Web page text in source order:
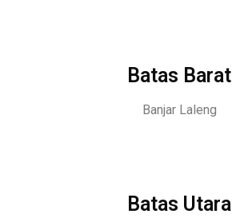
Batas Barat
Banjar Laleng
Batas Utara